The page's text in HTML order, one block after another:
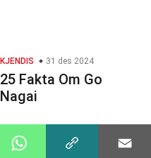
KJENDIS 31 des 2024
25 Fakta Om Go
Nagai